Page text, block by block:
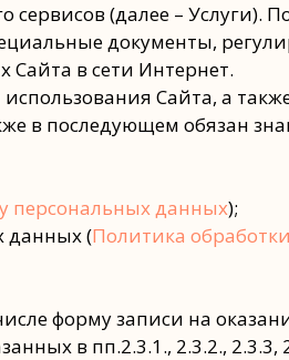
сервисов (далее – Услуги).
документы,
Сайта в сети Интернет.
Сайта, а
в последующем обязан
персональных данных);
данных (Политика
форму записи на
в пп.2.3.1., 2.3.2., 2.3.3,